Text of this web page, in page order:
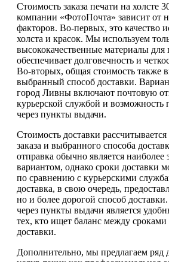
Стоимость заказа печати на холсте
компании «ФотоПочта» зависит от
факторов. Во-первых, это качество
холста и красок. Мы используем
высококачественные материалы для
обеспечивает долговечность и
Во-вторых, общая стоимость также
выбранный способ доставки.
город Ливны включают почтовую
курьерской службой и возможность
через пункты выдачи.
Стоимость доставки рассчитывается
заказа и выбранного способа
отправка обычно является
вариантом, однако сроки доставки
по сравнению с курьерскими
доставка, в свою очередь,
но и более дорогой способ
через пункты выдачи является
тех, кто ищет баланс между
доставки.
Дополнительно, мы предлагаем ряд